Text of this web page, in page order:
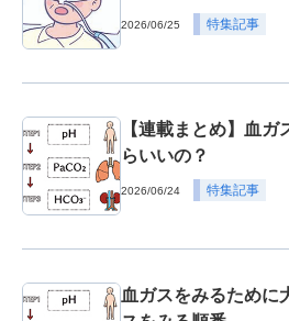
2026/06/25 特集記事
【連載まとめ】血
らいいの？
2026/06/24 特集記事
血ガスをみるために